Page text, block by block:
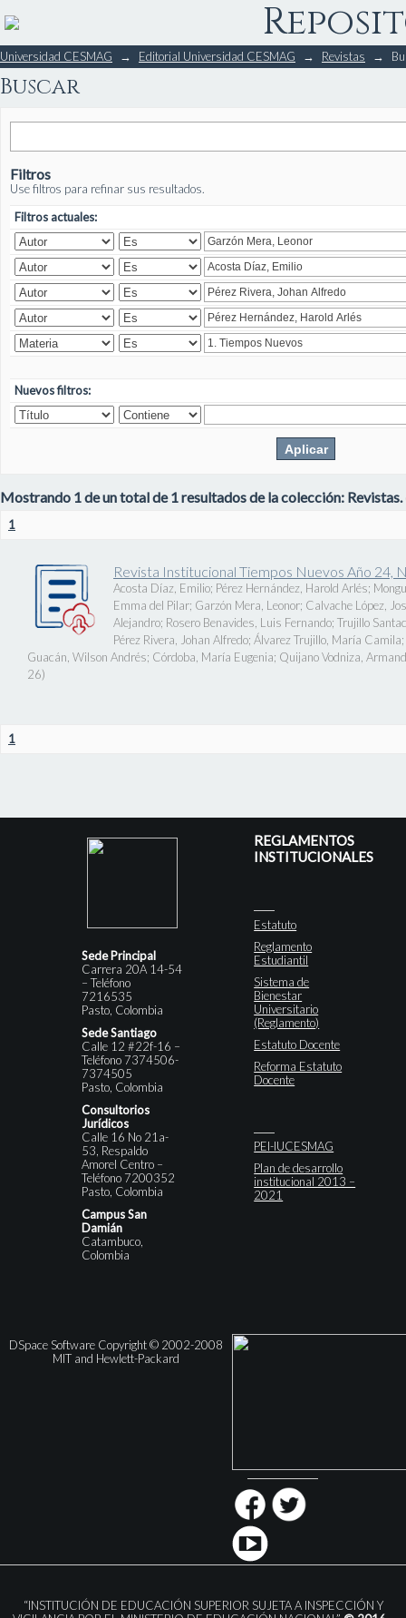
Buscar
Universidad CESMAG → Editorial Universidad CESMAG → Revistas →
Buscar
Filtros
Use filtros para refinar sus resultados.
Filtros actuales:
Nuevos filtros:
Mostrando 1 de un total de 1 resultados de la colección: Revistas.
1
Revista Institucional Tiempos Nuevos Año 24,
Acosta Díaz, Emilio; Pérez Hernández, Harold Arlés;
Emma del Pilar; Garzón Mera, Leonor; Calvache López,
Alejandro; Rosero Benavides, Luis Fernando; Trujillo
Pérez Rivera, Johan Alfredo; Álvarez Trujillo, María Camila;
Guacán, Wilson Andrés; Córdoba, María Eugenia; Quijano Vodniza,
26)
1
Sede Principal
Carrera 20A 14-54
– Teléfono
7216535
Pasto, Colombia
Sede Santiago
Calle 12 #22f-16 –
Teléfono 7374506-
7374505
Pasto, Colombia
Consultorios
Jurídicos
Calle 16 No 21a-
53, Respaldo
Amorel Centro –
Teléfono 7200352
Pasto, Colombia
Campus San
Damián
Catambuco,
Colombia
REGLAMENTOS
INSTITUCIONALES
Estatuto
Reglamento
Estudiantil
Sistema de
Bienestar
Universitario
(Reglamento)
Estatuto Docente
Reforma Estatuto
Docente
PEI-IUCESMAG
Plan de desarrollo
institucional 2013 –
2021
DSpace Software Copyright © 2002-2008
MIT and Hewlett-Packard
“INSTITUCIÓN DE EDUCACIÓN SUPERIOR SUJETA A INSPECCIÓN Y